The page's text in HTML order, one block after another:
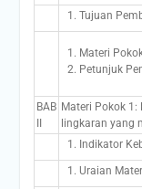
Tujuan
Materi
Petunjuk
BAB
II
Materi Pokok
lingkaran yang
Indikator
Uraian